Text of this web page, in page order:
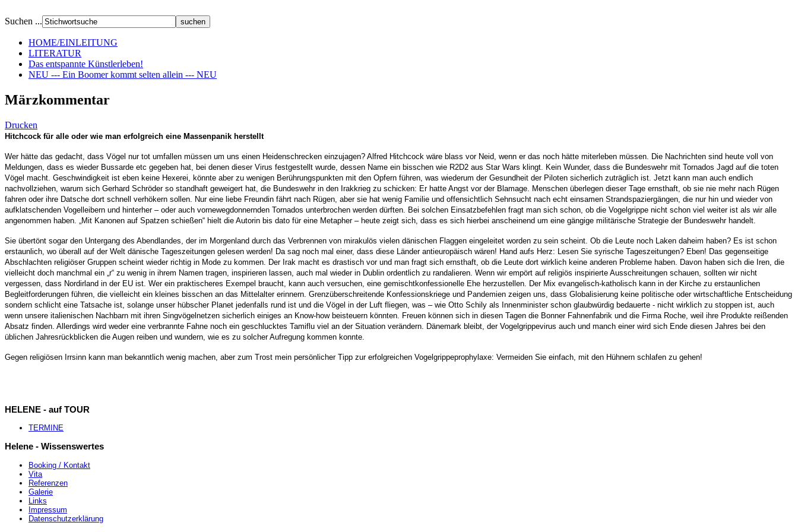
Suchen ...
HOME/EINLEITUNG
LITERATUR
Das entspannte Künstlerleben!
NEU --- Ein Boomer kommt selten allein --- NEU
Märzkommentar
Drucken
Hitchcock für alle oder wie man erfolgreich eine Massenpanik herstellt
Wer hätte das gedacht, dass Vögel nur tot umfallen müssen um uns einen Heidenschrecken einzujagen? Alfred Hitchcock wäre blass vor Neid, wenn er das noch hätte miterleben müssen.
Die Nachrichten sind heute voll von
Meldungen, dass es wieder Bussarde etc gegeben hat, bei denen dieser Virus festgestellt wurde, dessen Name ein bisschen wie R2D2 aus Star Wars klingt. Kein Wunder, dass die Bundeswehr mit Tornados Jagd auf die toten
Vögel macht. Geschwindigkeit ist eben keine Hexerei, könnte aber zu wenigen Berührungspunkten mit den Opfern führen, was wiederum der Gesundheit der Piloten sicherlich zuträglich ist. Jetzt kann man auch endlich
nachvollziehen, warum sich Gerhard Schröder so standhaft geweigert hat, die Bundeswehr in den Irakkrieg zu schicken: Er hatte Angst vor der Blamage.
Menschen überlegen dieser Tage ernsthaft, ob sie nie mehr nach Rügen
fahren oder ihre Datsche dort schnell verhökern sollen. Nur eine liebe Freundin fährt nach Rügen, aber sie hat wenig Familie und offensichtlich Sehnsucht nach echt einsamen Strandspaziergängen, die nur hin und wieder von
aufklatschenden Vogelleibern und hinterher – oder auch vornewegdonnernden Tornados unterbrochen werden dürften. Bei solchen Einsatzbefehlen fragt man sich schon, ob die Vogelgrippe nicht schon viel weiter ist als wir alle
angenommen haben. „Mit Kanonen auf Spatzen schießen“ hielt die Autorin bis dato für eine Metapher – heute zeigt sich, dass es sich hierbei anscheinend um eine gängige militärische Strategie der Bundeswehr handelt.
Sie übertönt sogar den Untergang des Abendlandes, der im Morgenland durch das Verbrennen von mirakulös vielen dänischen Flaggen eingeleitet worden zu sein scheint. Ob die Leute noch Laken daheim haben? Es ist schon
erstaunlich, wo überall auf der Welt dänische Tageszeitungen gelesen werden! Da sag noch mal einer, dass diese Länder antieuropäisch wären! Hand aufs Herz: Lesen Sie syrische Tageszeitungen? Eben! Das gegenseitige
Abschlachten religiöser Gruppen scheint wieder richtig in Mode zu kommen. Der Irak macht es drastisch vor und man fragt sich ernsthaft, ob die Leute dort wirklich keine anderen Probleme haben. Davon haben sich die Iren, die
vielleicht doch manchmal ein „r“ zu wenig in ihrem Namen tragen, inspirieren lassen, auch mal wieder in Dublin ordentlich zu randalieren. Wenn wir empört auf religiös inspirierte Ausschreitungen schauen, sollten wir nicht
vergessen, dass Nordirland in der EU ist. Wer ein praktischeres Exempel braucht, kann auch versuchen, eine gemischtkonfessionelle Ehe herzustellen. Der Mix evangelisch-katholisch kann in der Kirche zu erstaunlichen
Begleitforderungen führen, die vielleicht ein kleines bisschen an das Mittelalter erinnern. Grenzüberschreitende Konfessionskriege und Pandemien zeigen uns, dass Globalisierung keine politische oder wirtschaftliche Entscheidung
sondern schlicht eine Tatsache ist, solange unser hübscher Planet jedenfalls rund ist und die Vögel in der Luft fliegen, was – wie Otto Schily als Innenminister schon glaubwürdig bedauerte - nicht wirklich zu stoppen ist, auch
wenn unsere italienischen Nachbarn mit ihren Singvögelnetzen sicherlich einiges an Know-how beisteuern könnten.
Freuen können sich in diesen Tagen die Bonner Fahnenfabrik und die Firma Roche, weil ihre Produkte reißenden
Absatz finden. Allerdings wird weder eine verbrannte Fahne noch ein geschlucktes Tamiflu viel an der Situation verändern. Dänemark bleibt, der Vogelgrippevirus auch und manch einer wird sich Ende diesen Jahres bei den
üblichen Jahresrückblicken die Augen reiben und wundern, wie es zu solcher Aufregung kommen konnte.
Gegen religiösen Irrsinn kann man bekanntlich wenig machen, aber zum Trost mein persönlicher Tipp zur erfolgreichen Vogelgrippeprophylaxe: Vermeiden Sie einfach, mit den Hühnern schlafen zu gehen!
HELENE - auf TOUR
TERMINE
Helene - Wissenswertes
Booking / Kontakt
Vita
Referenzen
Galerie
Links
Impressum
Datenschutzerklärung